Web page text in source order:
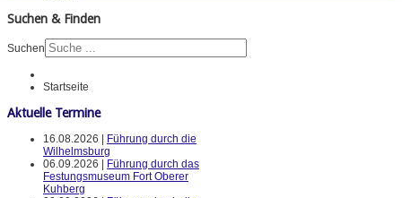
Suchen & Finden
Suchen
Startseite
Aktuelle Termine
16.08.2026 |
Führung durch die
Wilhelmsburg
06.09.2026 |
Führung durch das
Festungsmuseum Fort Oberer
Kuhberg